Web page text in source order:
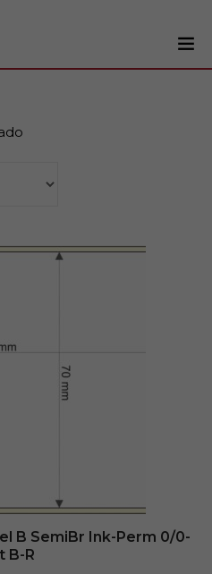
B SemiBr Ink-Perm 0/0-
B-R
al carrito